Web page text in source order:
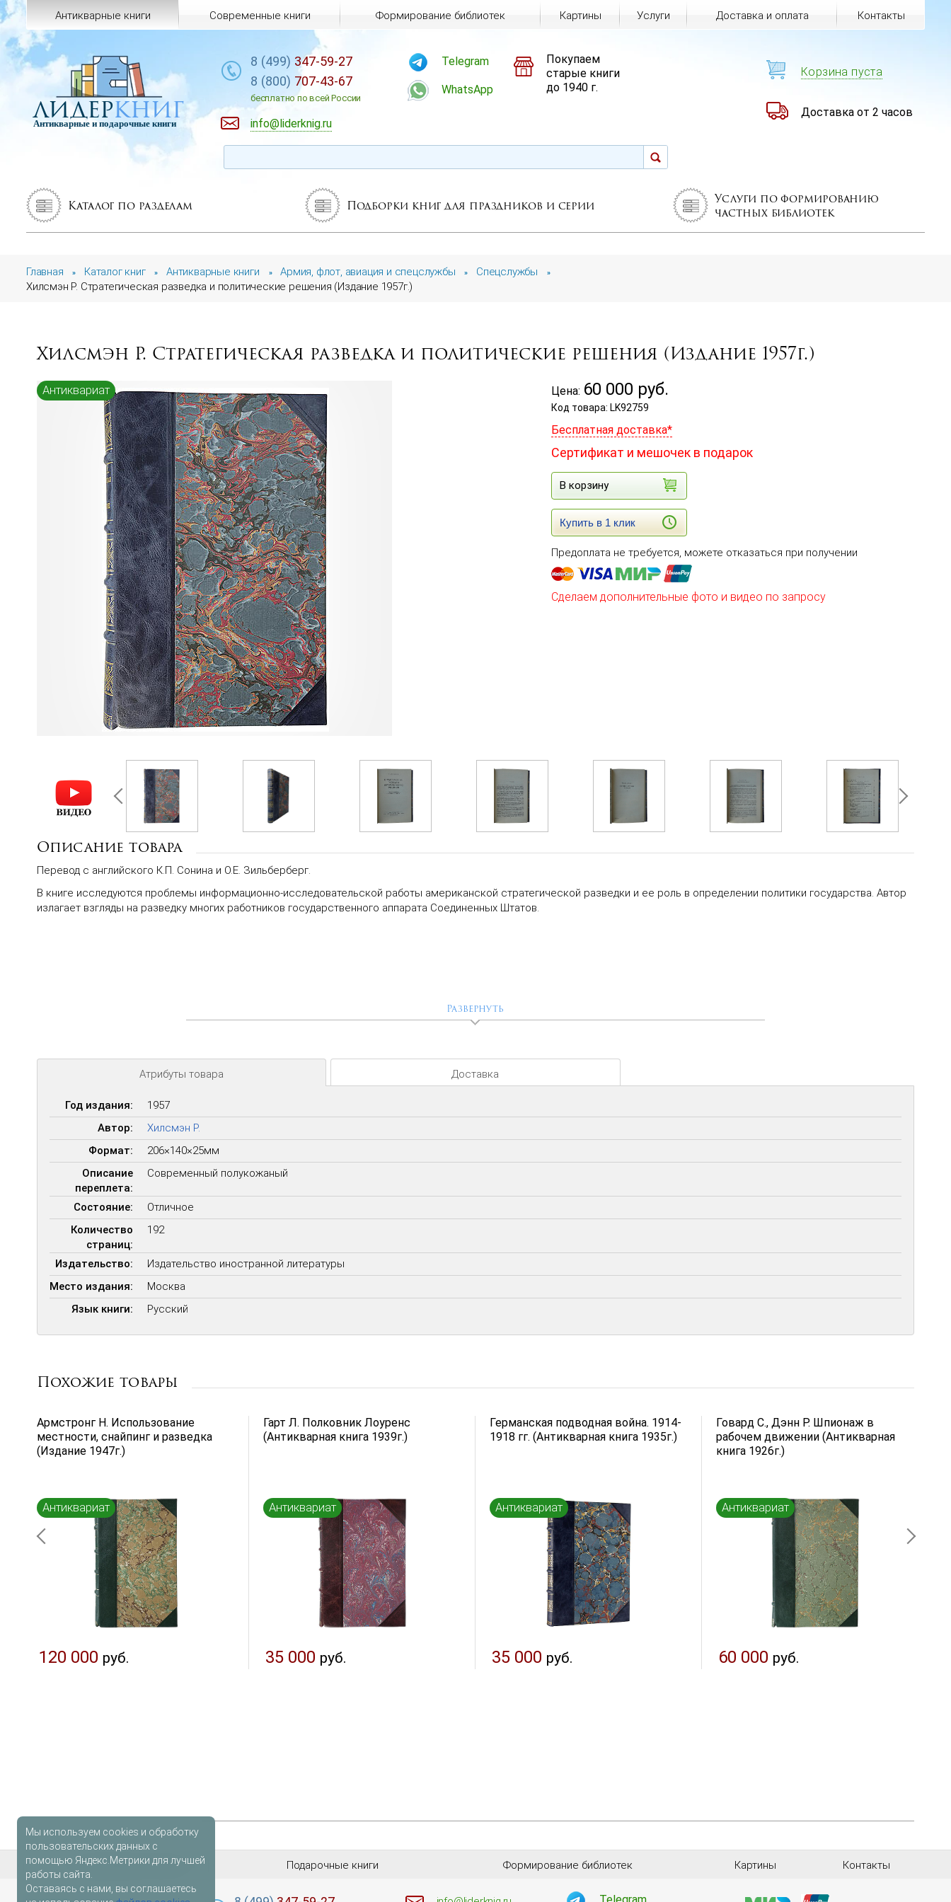
Каталог по разделам Подборки книг для праздников и серии
Услуги по формированию
частных библиотек
Главная » Каталог книг » Антикварные книги » Армия, флот, авиация и спецслужбы » Спецслужбы »
Хилсмэн Р. Стратегическая разведка и политические решения (Издание 1957г.)
Хилсмэн Р. Стратегическая разведка и политические решения (Издание 1957г.)
Антиквариат Цена: 60 000 руб.
Код товара: LK92759
Бесплатная доставка*
Сертификат и мешочек в подарок
В корзину
Купить в 1 клик
Предоплата не требуется, можете отказаться при получении
Сделаем дополнительные фото и видео по запросу
Описание товара
Перевод с английского К.П. Сонина и О.Е. Зильберберг.
В книге исследуются проблемы информационно-исследовательской работы американской стратегической разведки и ее роль в определении политики государства. Автор
излагает взгляды на разведку многих работников государственного аппарата Соединенных Штатов.
Развернуть
Атрибуты товара Доставка
Год издания:
1957
Автор:
Хилсмэн Р.
Формат:
206×140×25мм
Описание
переплета:
Современный полукожаный
Состояние:
Отличное
Количество
страниц:
192
Издательство:
Издательство иностранной литературы
Место издания:
Москва
Язык книги:
Русский
Похожие товары
Армстронг Н. Использование
местности, снайпинг и разведка
(Издание 1947г.)
Антиквариат
120 000 руб.
Гарт Л. Полковник Лоуренс
(Антикварная книга 1939г.)
Антиквариат
35 000 руб.
Германская подводная война. 1914-
1918 гг. (Антикварная книга 1935г.)
Антиквариат
35 000 руб.
Говард С., Дэнн Р. Шпионаж в
рабочем движении (Антикварная
книга 1926г.)
Антиквариат
60 000 руб.
Антикварные книги Современные книги Формирование библиотек Картины Услуги Доставка и оплата Контакты
лидеркниг
Антикварные и подарочные книги
8 (499) 347-59-27
8 (800) 707-43-67
бесплатно по всей России
info@liderknig.ru
Telegram
WhatsApp
Покупаем
старые книги
до 1940 г.
Корзина пуста
Доставка от 2 часов
Антикварные книги Подарочные книги Формирование библиотек Картины Контакты
Мы используем cookies и обработку
пользовательских данных с
помощью Яндекс.Метрики для лучшей
работы сайта.
Оставаясь с нами, вы соглашаетесь